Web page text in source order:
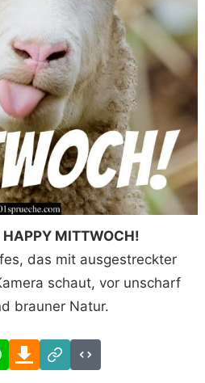
HAPPY MITTWOCH!
das mit ausgestreckter
schaut, vor unscharf
brauner Natur.
WhatsAppDownload
Link
Code